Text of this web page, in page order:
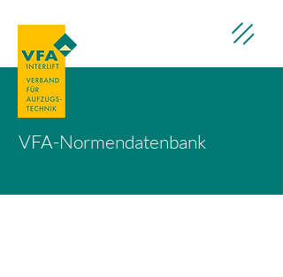
VFA-Normendatenbank